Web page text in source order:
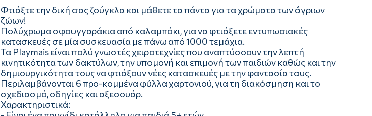
Φτιάξτε την δική σας ζούγκλα και μάθετε τα πάντα για τα χρώματα των άγριων
ζώων!
Πολύχρωμα σφουγγαράκια από καλαμπόκι, για να φτιάξετε εντυπωσιακές
κατασκευές σε μία συσκευασία με πάνω από 1000 τεμάχια.
Τα Playmais είναι πολύ γνωστές χειροτεχνίες που αναπτύσοουν την λεπτή
κινητικότητα των δακτύλων, την υπομονή και επιμονή των παιδιών καθώς και την
δημιουργικότητα τους να φτιάξουν νέες κατασκευές με την φαντασία τους.
Περιλαμβάνονται 6 προ-κομμένα φύλλα χαρτονιού, για τη διακόσμηση και το
σχεδιασμό, οδηγίες και αξεσουάρ.
Χαρακτηριστικά: